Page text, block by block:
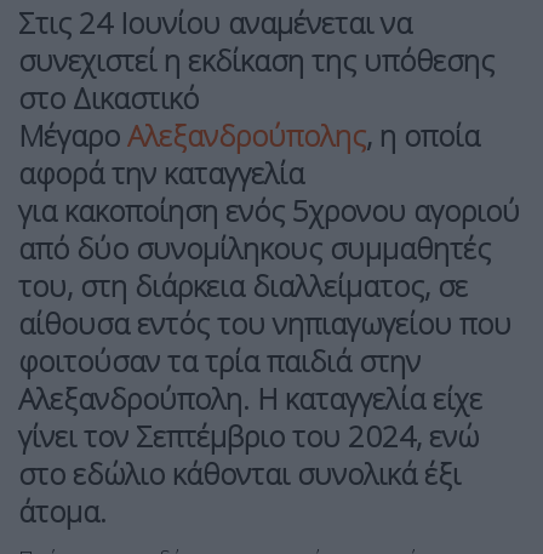
Στις 24 Ιουνίου αναμένεται να
συνεχιστεί η εκδίκαση της υπόθεσης
στο Δικαστικό
ΜέγαροΑλεξανδρούπολης, η οποία
αφορά την καταγγελία
για κακοποίηση ενός 5χρονου αγοριού
από δύο συνομίληκους συμμαθητές
του, στη διάρκεια διαλλείματος, σε
αίθουσα εντός του νηπιαγωγείου που
φοιτούσαν τα τρία παιδιά στην
Αλεξανδρούπολη. Η καταγγελία είχε
γίνει τον Σεπτέμβριο του 2024, ενώ
στο εδώλιο κάθονται συνολικά έξι
άτομα.